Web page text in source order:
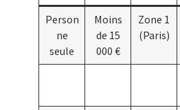
Person
ne
seule
Moins
de 15
000 €
Zone 1
(Paris)